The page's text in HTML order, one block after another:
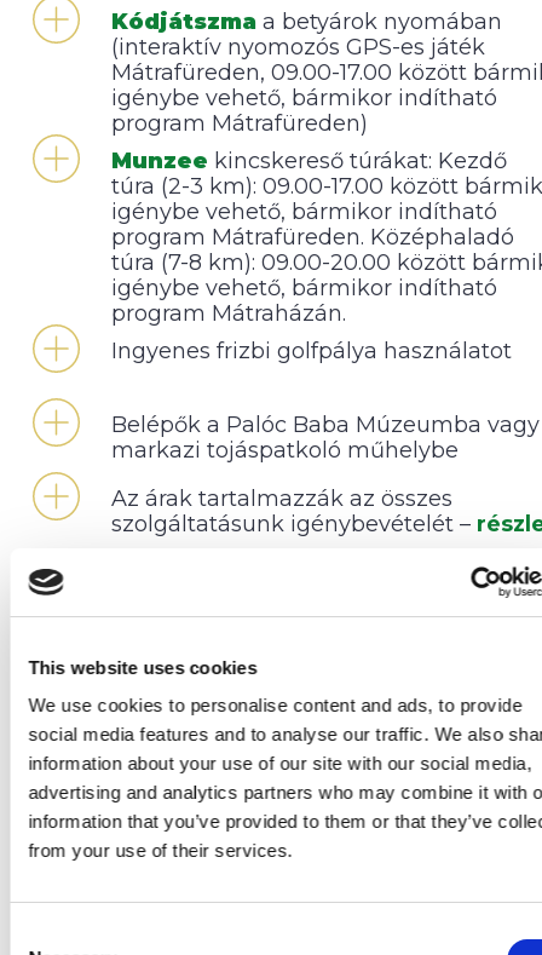
This website uses cookies
We use cookies to personalise content and ads, to provide
social media features and to analyse our traffic. We also
information about your use of our site with our social media,
advertising and analytics partners who may combine it with
information that you’ve provided to them or that they’ve
from your use of their services.
Kódjátszma a betyárok nyomában
(interaktív nyomozós GPS-es játék
Mátrafüreden, 09.00-17.00 között
igénybe vehető, bármikor indítható
program Mátrafüreden)
Munzee kincskereső túrákat: Kezdő
túra (2-3 km): 09.00-17.00 között
igénybe vehető, bármikor indítható
program Mátrafüreden. Középhaladó
túra (7-8 km): 09.00-20.00 között
igénybe vehető, bármikor indítható
program Mátraházán.
Ingyenes frizbi golfpálya használatot
Belépők a Palóc Baba Múzeumba
markazi tojáspatkoló műhelybe
Az árak tartalmazzák az összes
szolgáltatásunk igénybevételét –
SZÉP KÁRTYA ELFOGADÓHELY VAGYUNK (OTP,
Amennyiben Önnek segítségre van szüksége, kérjük
Hétvégén minimum 2 éjszakára, péntektől vasárnapig
értékesítjük szobáinkat.
Idegenforgalmi adó 2026. évben: Az
mindig a helyszínen és készpénzben történik a